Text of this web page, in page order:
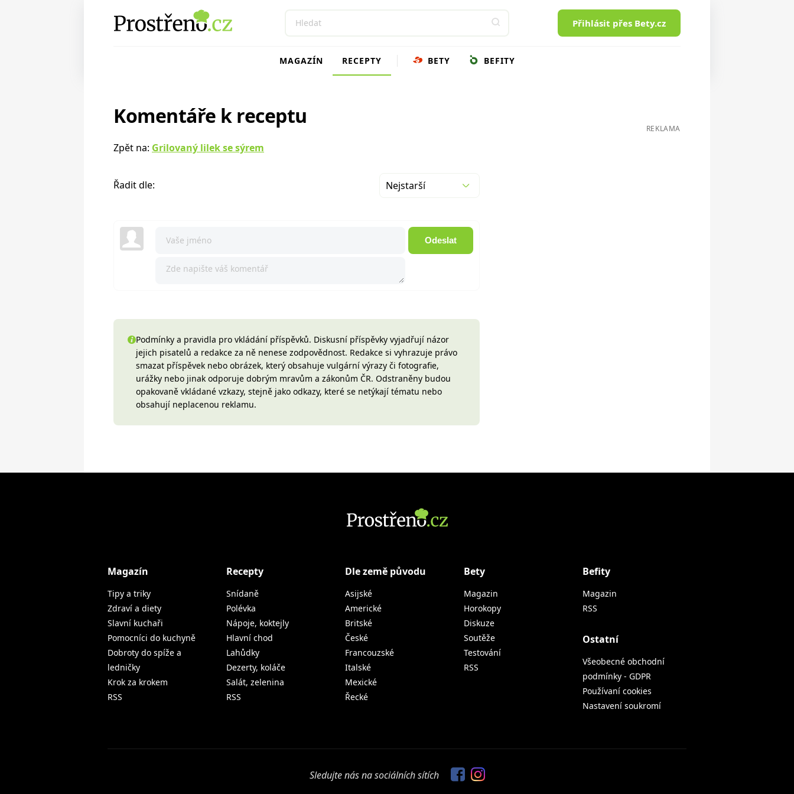
Přihlásit přes Bety.cz
MAGAZÍN RECEPTY BETY BEFITY
Komentáře k receptu
Zpět na: Grilovaný lilek se sýrem
Řadit dle: Nejstarší
Odeslat
Podmínky a pravidla pro vkládání příspěvků. Diskusní příspěvky vyjadřují názor
jejich pisatelů a redakce za ně nenese zodpovědnost. Redakce si vyhrazuje právo
smazat příspěvek nebo obrázek, který obsahuje vulgární výrazy či fotografie,
urážky nebo jinak odporuje dobrým mravům a zákonům ČR. Odstraněny budou
opakovaně vkládané vzkazy, stejně jako odkazy, které se netýkají tématu nebo
obsahují neplacenou reklamu.
REKLAMA
Magazín
Tipy a triky
Zdraví a diety
Slavní kuchaři
Pomocníci do kuchyně
Dobroty do spíže a
ledničky
Krok za krokem
RSS
Recepty
Snídaně
Polévka
Nápoje, koktejly
Hlavní chod
Lahůdky
Dezerty, koláče
Salát, zelenina
RSS
Dle země původu
Asijské
Americké
Britské
České
Francouzské
Italské
Mexické
Řecké
Bety
Magazin
Horokopy
Diskuze
Soutěže
Testování
RSS
Befity
Magazin
RSS
Ostatní
Všeobecné obchodní
podmínky - GDPR
Používaní cookies
Nastavení soukromí
Sledujte nás na sociálních sítích